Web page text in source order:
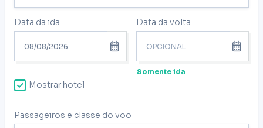
Data da ida Data da volta
Somente ida
Mostrar hotel
Passageiros e classe do voo